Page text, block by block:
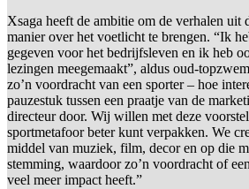
Xsaga heeft de ambitie om de verhalen uit
manier over het voetlicht te brengen. “Ik
gegeven voor het bedrijfsleven en ik heb
lezingen meegemaakt”, aldus oud-
zo’n voordracht van een sporter – hoe
pauzestuk tussen een praatje van de
directeur door. Wij willen met deze
sportmetafoor beter kunt verpakken. We
middel van muziek, film, decor en op die
stemming, waardoor zo’n voordracht of
veel meer impact heeft.”